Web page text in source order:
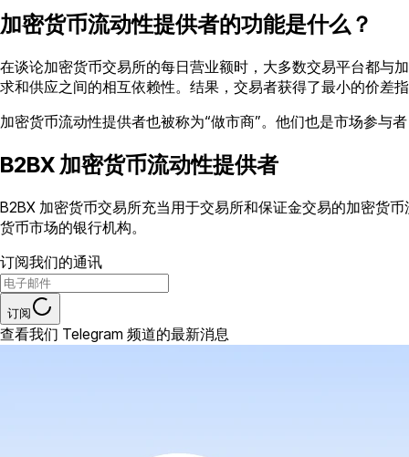
加密货币流动性提供者的功能是什么？
在谈论加密货币交易所的每日营业额时，大多数交易平台都与
求和供应之间的相互依赖性。结果，交易者获得了最小的价差
加密货币流动性提供者也被称为“做市商”。他们也是市场参与
B2BX 加密货币流动性提供者
B2BX 加密货币交易所充当用于交易所和保证金交易的加密货
货币市场的银行机构。
订阅我们的通讯
订阅
查看我们 Telegram 频道的最新消息